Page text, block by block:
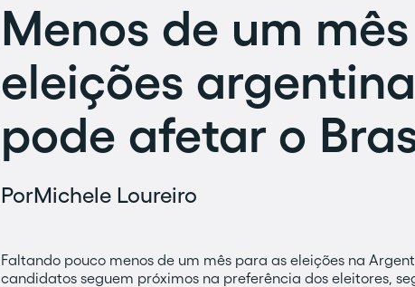
Menos de um
eleições
pode afetar o
PorMichele Loureiro
Faltando pouco menos de um mês para as eleições na
candidatos seguem próximos na preferência dos eleitores,